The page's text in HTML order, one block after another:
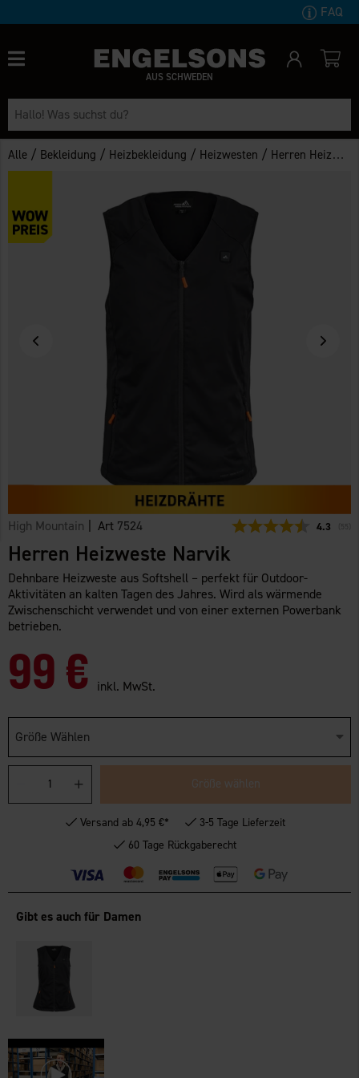
FAQ
AUS SCHWEDEN
Alle / Bekleidung / Heizbekleidung / Heizwesten / Herren Heizweste Narvik
High Mountain | Art 7524 4.3 55
Herren Heizweste Narvik
Dehnbare Heizweste aus Softshell – perfekt für Outdoor-
Aktivitäten an kalten Tagen des Jahres. Wird als wärmende
Zwischenschicht verwendet und von einer externen Powerbank
betrieben.
99 € inkl. MwSt.
Größe Wählen
Größe wählen
Versand ab 4,95 €*
3-5 Tage Lieferzeit
60 Tage Rückgaberecht
Gibt es auch für Damen